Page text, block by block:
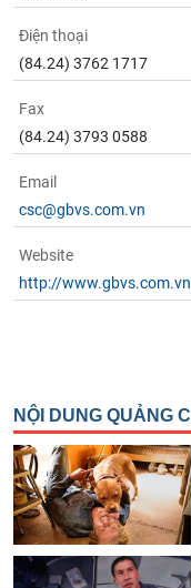
Điện thoại
(84.24) 3762 1717
Fax
(84.24) 3793 0588
Email
csc@gbvs.com.vn
Website
http://www.gbvs.com.vn